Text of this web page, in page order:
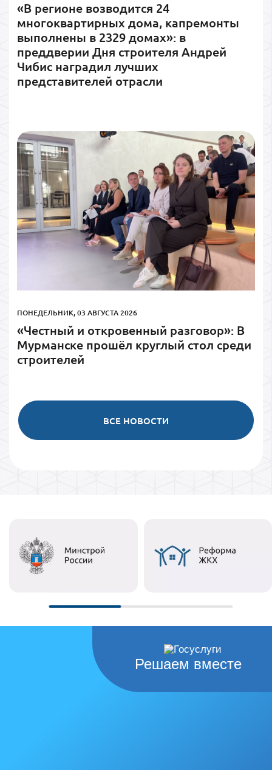
«В регионе возводится 24
многоквартирных дома, капремонты
выполнены в 2329 домах»: в
преддверии Дня строителя Андрей
Чибис наградил лучших
представителей отрасли
ПОНЕДЕЛЬНИК, 03 АВГУСТА 2026
«Честный и откровенный разговор»: В
Мурманске прошёл круглый стол среди
строителей
ВСЕ НОВОСТИ
Решаем вместе